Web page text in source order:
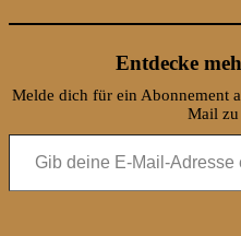
Entdecke
Melde dich für ein Abonnement
Mail zu
Gib deine E-Mail-Adresse ein ...